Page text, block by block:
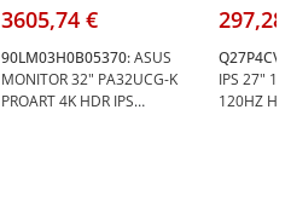
3605,74 €
90LM03H0B05370:ASUS
MONITOR 32" PA32UCG-K
PROART 4K HDR IPS
297,28
Q27P4CV:
IPS 27"
120HZ